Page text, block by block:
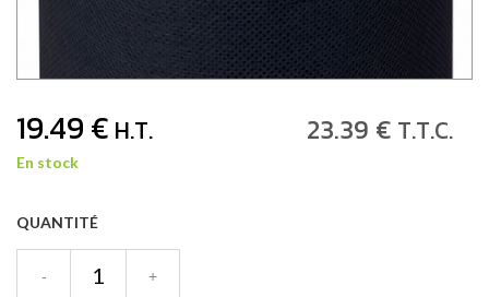
19.49€ H.T. 23.39 € T.T.C.
En stock
QUANTITÉ